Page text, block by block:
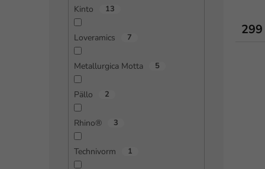
Kinto 13
Loveramics 7
Metallurgica Motta 5
Pällo 2
Rhino® 3
Technivorm 1
299